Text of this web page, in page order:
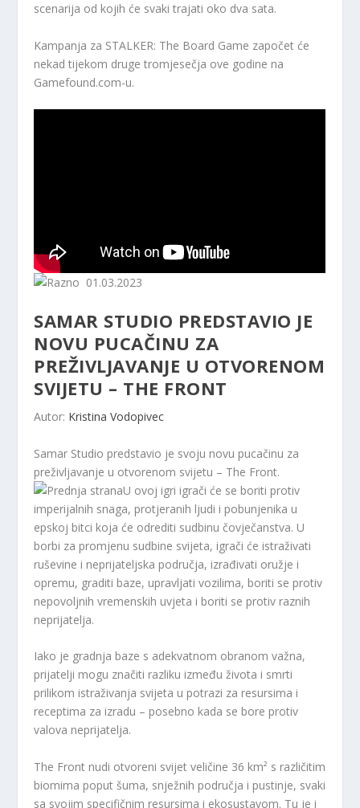
scenarija od kojih će svaki trajati oko dva sata.
Kampanja za STALKER: The Board Game započet će
nekad tijekom druge tromjesečja ove godine na
Gamefound.com-u.
01.03.2023
SAMAR STUDIO PREDSTAVIO JE
NOVU PUCAČINU ZA
PREŽIVLJAVANJE U OTVORENOM
SVIJETU – THE FRONT
Autor: Kristina Vodopivec
Samar Studio predstavio je svoju novu pucačinu za
preživljavanje u otvorenom svijetu – The Front.
U ovoj igri igrači će se boriti protiv
imperijalnih snaga, protjeranih ljudi i pobunjenika u
epskoj bitci koja će odrediti sudbinu čovječanstva. U
borbi za promjenu sudbine svijeta, igrači će istraživati ​​
ruševine i neprijateljska područja, izrađivati ​​oružje i
opremu, graditi baze, upravljati vozilima, boriti se protiv
nepovoljnih vremenskih uvjeta i boriti se protiv raznih
neprijatelja.
Iako je gradnja baze s adekvatnom obranom važna,
prijatelji mogu značiti razliku između života i smrti
prilikom istraživanja svijeta u potrazi za resursima i
receptima za izradu – posebno kada se bore protiv
valova neprijatelja.
The Front nudi otvoreni svijet veličine 36 km² s različitim
biomima poput šuma, snježnih područja i pustinje, svaki
sa svojim specifičnim resursima i ekosustavom. Tu je i